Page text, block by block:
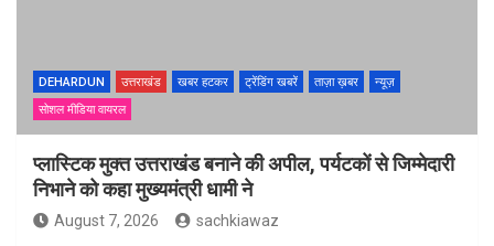
DEHARDUN उत्तराखंड खबर हटकर ट्रेंडिंग खबरें ताज़ा ख़बर
न्यूज़
सोशल मीडिया वायरल
प्लास्टिक मुक्त उत्तराखंड बनाने की अपील, पर्यटकों से जिम्मेदारी
निभाने को कहा मुख्यमंत्री धामी ने
August 7, 2026 sachkiawaz